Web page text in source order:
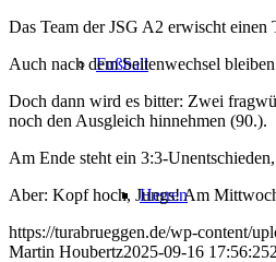
Fußball
Herren
Das Team der JSG A2 erwischt
Auch nach dem Seitenwechsel
Doch dann wird es bitter: Zwei
noch den Ausgleich hinnehmen (90.).
Am Ende steht ein 3:3-
Aber: Kopf hoch, Jungs! Am
https://turabrueggen.de/wp-content/
Martin Houbertz2025-09-16 17:56:25